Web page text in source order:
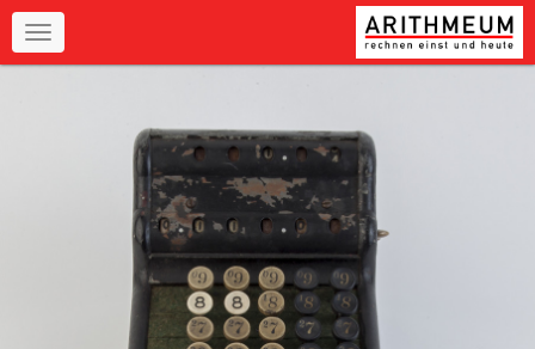
Navigation